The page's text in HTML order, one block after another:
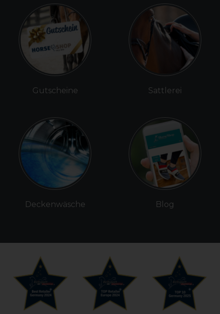
Gutscheine
Deckenwäsche
Sattlerei
Blog